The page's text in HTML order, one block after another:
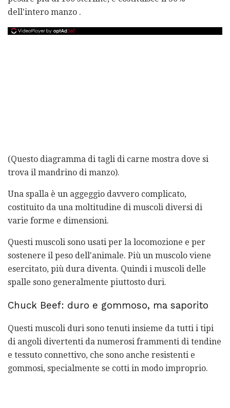
dell'intero manzo .
(Questo diagramma di tagli di carne mostra dove si
trova il mandrino di manzo).
Una spalla è un aggeggio davvero complicato,
costituito da una moltitudine di muscoli diversi di
varie forme e dimensioni.
Questi muscoli sono usati per la locomozione e per
sostenere il peso dell'animale. Più un muscolo viene
esercitato, più dura diventa. Quindi i muscoli delle
spalle sono generalmente piuttosto duri.
Chuck Beef: duro e gommoso, ma saporito
Questi muscoli duri sono tenuti insieme da tutti i tipi
di angoli divertenti da numerosi frammenti di tendine
e tessuto connettivo, che sono anche resistenti e
gommosi, specialmente se cotti in modo improprio.